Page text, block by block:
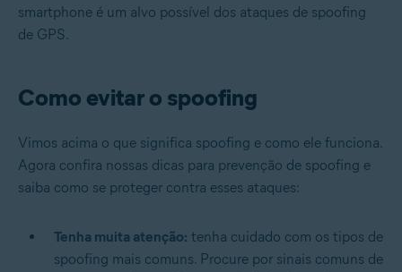
smartphone é um alvo possível dos ataques de spoofing
de GPS.
Como evitar o spoofing
Vimos acima o que significa spoofing e como ele funciona.
Agora confira nossas dicas para prevenção de spoofing e
saiba como se proteger contra esses ataques:
Tenha muita atenção: tenha cuidado com os tipos de
spoofing mais comuns. Procure por sinais comuns de